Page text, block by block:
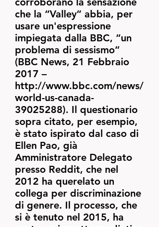
che la “Valley” abbia, per
usare un'espressione
impiegata dalla BBC, “un
problema di sessismo”
(BBC News, 21 Febbraio
2017 –
http://www.bbc.com/news/
world-us-canada-
39025288). Il questionario
sopra citato, per esempio,
è stato ispirato dal caso di
Ellen Pao, già
Amministratore Delegato
presso Reddit, che nel
2012 ha querelato un
collega per discriminazione
di genere. Il processo, che
si è tenuto nel 2015, ha